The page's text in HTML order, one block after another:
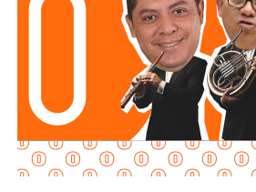
información, comunicación,
digital, con la finalidad de fortalecer
pedagógicos de enseñanza
educativa, el desarrollo de
de los educandos.
Asimismo mencionó que también se